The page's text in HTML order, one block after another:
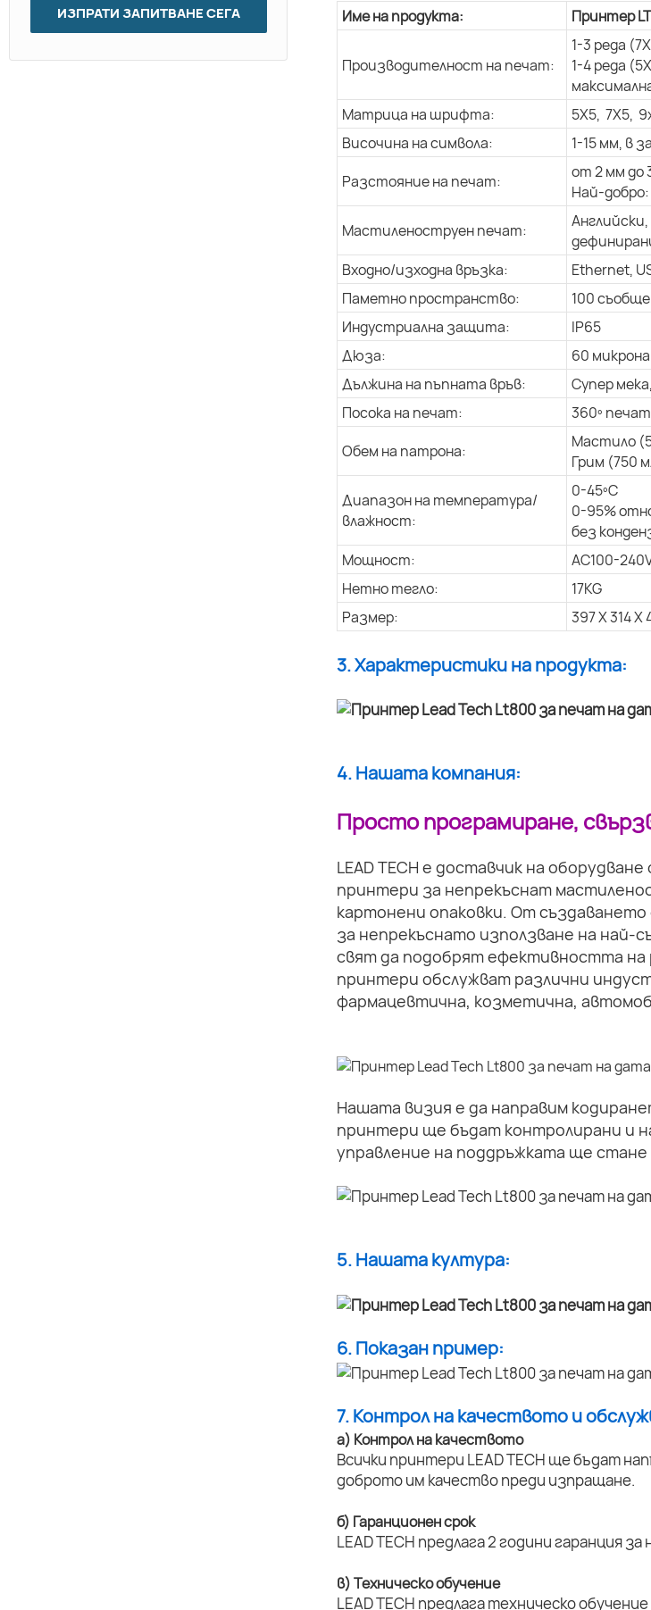
Име на продукта: Принтер
Производителност на печат:
1-3 реда
1-4 реда
Матрица на шрифта:
5X5, 7X5,
Височина на символа:
1-15 мм, в
Разстояние на печат:
от 2 мм до
Най-добро:
Мастиленоструен печат:
Входно/изходна връзка:
Ethernet,
Паметно пространство:
100
Индустриална защита:
IP65
Дюза:
60 микрона
Дължина на пъпната връв:
Супер
Посока на печат:
360º
Обем на патрона:
Мастило
Грим (750
Диапазон на температура/
влажност:
0-45ºC
0-95%
без
Мощност:
AC100-
Нетно тегло:
17KG
Размер:
397 X 314 X
3. Характеристики на продукта:
4. Нашата компания:
Просто програмиране,
LEAD TECH е доставчик на
принтери за непрекъснат
картонени опаковки. От създаването
за непрекъснато използване на най-
свят да подобрят ефективността на
принтери обслужват различни
фармацевтична, козметична,
Нашата визия е да направим
принтери ще бъдат контролирани и
управление на поддръжката ще
5. Нашата култура:
6. Показан пример:
7. Контрол на качеството и
а) Контрол на качеството
Всички принтери LEAD TECH ще бъдат
доброто им качество преди изпращане.
б) Гаранционен срок
LEAD TECH предлага 2 години гаранция
в) Техническо обучение
LEAD TECH предлага техническо
ИЗПРАТИ ЗАПИТВАНЕ СЕГА